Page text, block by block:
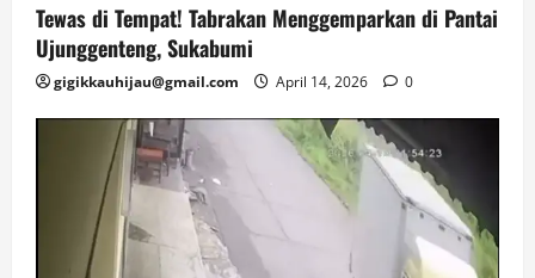
Tewas di Tempat! Tabrakan Menggemparkan di Pantai
Ujunggenteng, Sukabumi
gigikkauhijau@gmail.com April 14, 2026 0